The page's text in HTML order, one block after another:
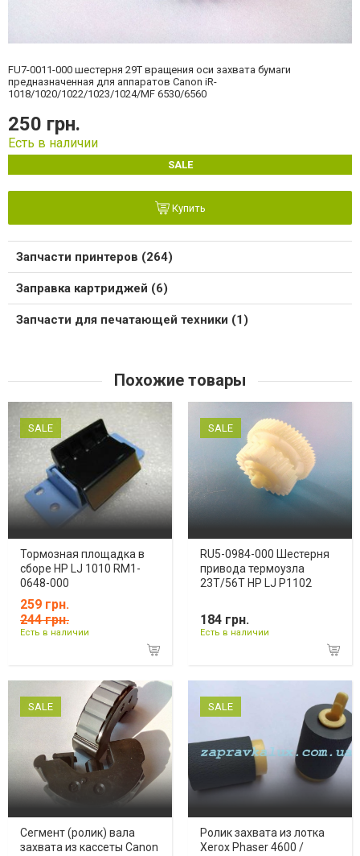
FU7-0011-000 шестерня 29T вращения оси захвата бумаги
предназначенная для аппаратов Canon iR-
1018/1020/1022/1023/1024/MF 6530/6560
250 грн.
Есть в наличии
SALE
Купить
Запчасти принтеров (264)
Заправка картриджей (6)
Запчасти для печатающей техники (1)
Похожие товары
SALE
Тормозная площадка в
сборе HP LJ 1010 RM1-
0648-000
259 грн.
244 грн.
Есть в наличии
SALE
RU5-0984-000 Шестерня
привода термоузла
23T/56T HP LJ Р1102
184 грн.
Есть в наличии
SALE
Сегмент (ролик) вала
захвата из кассеты Canon
SALE
Ролик захвата из лотка
Xerox Phaser 4600 /